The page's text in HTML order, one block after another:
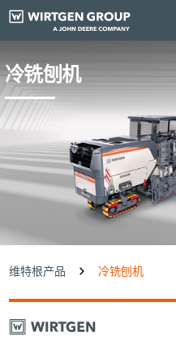
冷铣刨机
维特根产品 冷铣刨机